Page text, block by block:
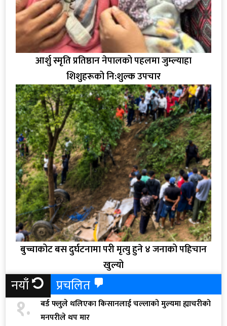
आर्शु स्मृति प्रतिष्ठान नेपालको पहलमा जुम्ल्याहा
शिशुहरूको नि:शुल्क उपचार
बुच्चाकोट बस दुर्घटनामा परी मृत्यु हुने ४ जनाको पहिचान
खुल्यो
नयाँ प्रचलित
१.
बर्ड फ्लुले थलिएका किसानलाई चल्लाको मुल्यमा ह्याचरीको
मनपरीले थप मार